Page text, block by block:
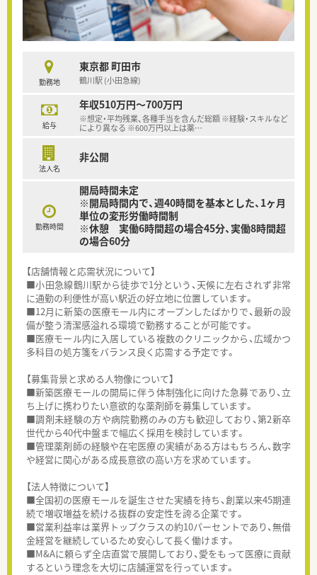
勤務地
東京都 町田市
鶴川駅 (小田急線)
給与
年収510万円～700万円
※想定・平均残業、各種手当を含んだ総額 ※経験・スキルなど
により異なる ※600万円以上は薬…
法人名
非公開
勤務時間
開局時間未定
※開局時間内で、週40時間を基本とした、1ヶ月
単位の変形労働時間制
※休憩 実働6時間超の場合45分、実働8時間超
の場合60分
【店舗情報と応需状況について】
■小田急線鶴川駅から徒歩で1分という、天候に左右されず非常
に通勤の利便性が高い駅近の好立地に位置しています。
■12月に新築の医療モール内にオープンしたばかりで、最新の設
備が整う清潔感溢れる環境で勤務することが可能です。
■医療モール内に入居している複数のクリニックから、広域かつ
多科目の処方箋をバランス良く応需する予定です。
【募集背景と求める人物像について】
■新築医療モールの開局に伴う体制強化に向けた急募であり、立
ち上げに携わりたい意欲的な薬剤師を募集しています。
■調剤未経験の方や病院勤務のみの方も歓迎しており、第2新卒
世代から40代中盤まで幅広く採用を検討しています。
■管理薬剤師の経験や在宅医療の実績がある方はもちろん、数字
や経営に関心がある成長意欲の高い方を求めています。
【法人特徴について】
■全国初の医療モールを誕生させた実績を持ち、創業以来45期連
続で増収増益を続ける抜群の安定性を誇る企業です。
■営業利益率は業界トップクラスの約10パーセントであり、無借
金経営を継続しているため安心して長く働けます。
■M&Aに頼らず全店直営で展開しており、愛をもって医療に貢献
するという理念を大切に店舗運営を行っています。